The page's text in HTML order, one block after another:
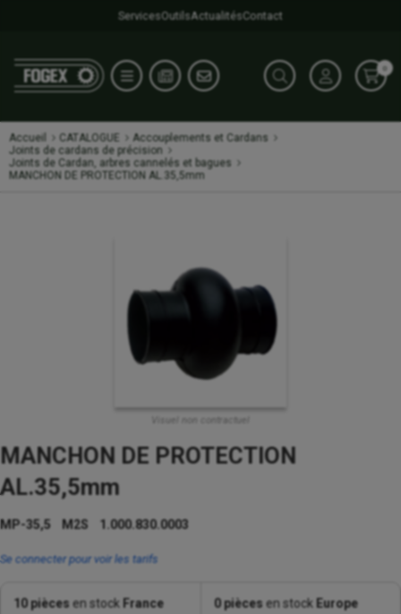
ServicesOutilsActualitésContact
0
Accueil CATALOGUE
Accouplements et Cardans
Joints de cardans de précision
Joints de Cardan, arbres cannelés et bagues
MANCHON DE PROTECTION AL.35,5mm
Visuel non contractuel
MANCHON DE PROTECTION
AL.35,5mm
MP-35,5 M2S 1.000.830.0003
Se connecter pour voir les tarifs
10 piècesen stock France 0 piècesen stock Europe